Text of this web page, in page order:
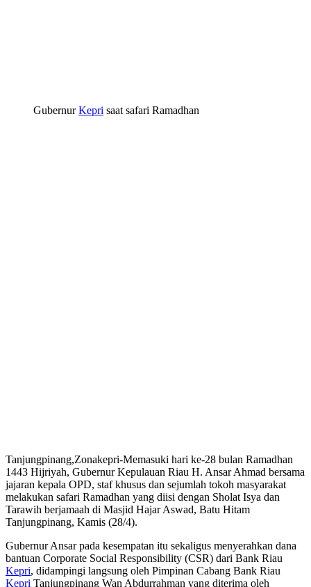
GubernurKepri saat safari Ramadhan
Tanjungpinang,Zonakepri-Memasuki hari ke-28 bulan Ramadhan
1443 Hijriyah, Gubernur Kepulauan Riau H. Ansar Ahmad bersama
jajaran kepala OPD, staf khusus dan sejumlah tokoh masyarakat
melakukan safari Ramadhan yang diisi dengan Sholat Isya dan
Tarawih berjamaah di Masjid Hajar Aswad, Batu Hitam
Tanjungpinang, Kamis (28/4).
Gubernur Ansar pada kesempatan itu sekaligus menyerahkan dana
bantuan Corporate Social Responsibility (CSR) dari Bank Riau
Kepri, didampingi langsung oleh Pimpinan Cabang Bank Riau
Kepri Tanjungpinang Wan Abdurrahman yang diterima oleh